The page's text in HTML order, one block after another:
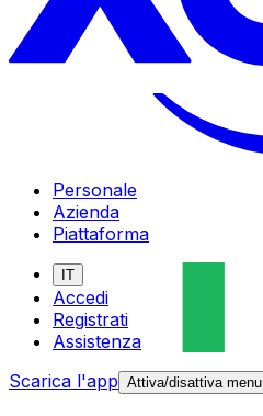
Personale
Azienda
Piattaforma
IT
Accedi
Registrati
Assistenza
Scarica l'app Attiva/disattiva menu